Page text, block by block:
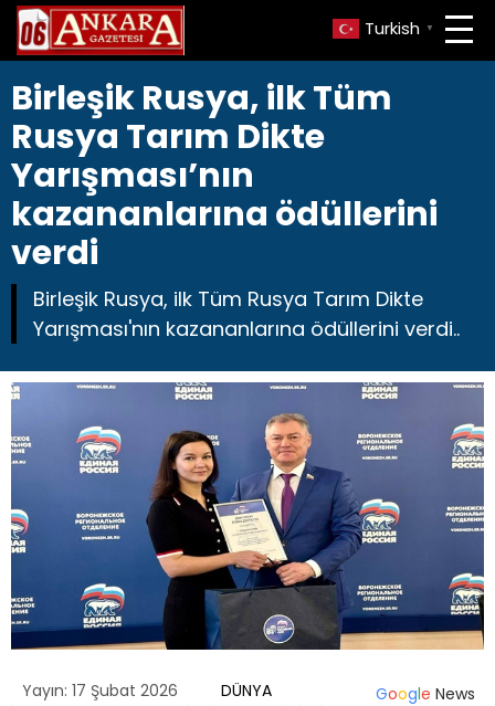
Turkish ▼
Birleşik Rusya, ilk Tüm
Rusya Tarım Dikte
Yarışması’nın
kazananlarına ödüllerini
verdi
Birleşik Rusya, ilk Tüm Rusya Tarım Dikte
Yarışması'nın kazananlarına ödüllerini verdi..
Yayın: 17 Şubat 2026 DÜNYA Google News